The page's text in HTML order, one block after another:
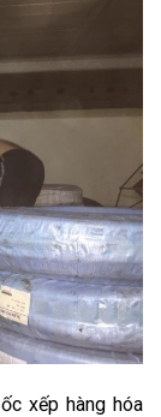
xếp hàng hóa